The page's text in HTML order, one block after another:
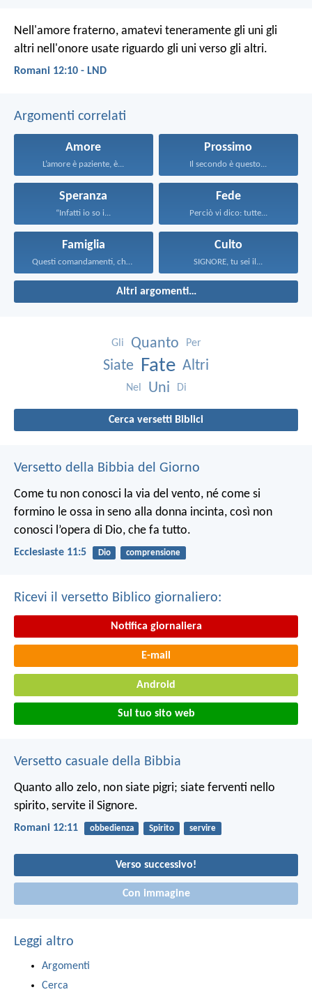
Nell'amore fraterno, amatevi teneramente gli uni gli
altri nell'onore usate riguardo gli uni verso gli altri.
Romani 12:10 - LND
Argomenti correlati
Amore
L’amore è paziente, è...
Prossimo
Il secondo è questo...
Speranza
“Infatti io so i...
Fede
Perciò vi dico: tutte...
Famiglia
Questi comandamenti, che oggi...
Culto
SIGNORE, tu sei il...
Altri argomenti…
Gli Quanto Per
Siate Fate Altri
Nel Uni Di
Cerca versetti Biblici
Versetto della Bibbia del Giorno
Come tu non conosci la via del vento, né come si
formino le ossa in seno alla donna incinta, così non
conosci l’opera di Dio, che fa tutto.
Ecclesiaste 11:5 Dio comprensione
Ricevi il versetto Biblico giornaliero:
Notifica giornaliera
E-mail
Android
Sul tuo sito web
Versetto casuale della Bibbia
Quanto allo zelo, non siate pigri; siate ferventi nello
spirito, servite il Signore.
Romani 12:11 obbedienza Spirito servire
Verso successivo!
Con immagine
Leggi altro
Argomenti
Cerca